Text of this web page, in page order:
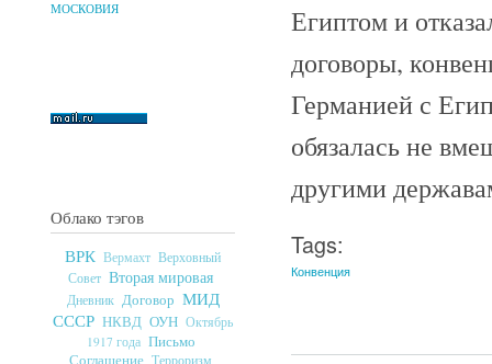
МОСКОВИЯ
Облако тэгов
ВРК Вермахт Верховный
Совет Вторая мировая
Дневник Договор МИД
СССР НКВД ОУН Октябрь
1917 года Письмо
Соглашение Терроризм
Египтом и
договоры,
Германией с
обязалась не
другими
Tags:
Конвенция